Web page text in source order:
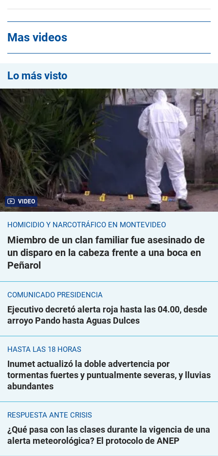
Mas videos
Lo más visto
VIDEO
HOMICIDIO Y NARCOTRÁFICO EN MONTEVIDEO
Miembro de un clan familiar fue asesinado de
un disparo en la cabeza frente a una boca en
Peñarol
COMUNICADO PRESIDENCIA
Ejecutivo decretó alerta roja hasta las 04.00, desde
arroyo Pando hasta Aguas Dulces
HASTA LAS 18 HORAS
Inumet actualizó la doble advertencia por
tormentas fuertes y puntualmente severas, y lluvias
abundantes
RESPUESTA ANTE CRISIS
¿Qué pasa con las clases durante la vigencia de una
alerta meteorológica? El protocolo de ANEP